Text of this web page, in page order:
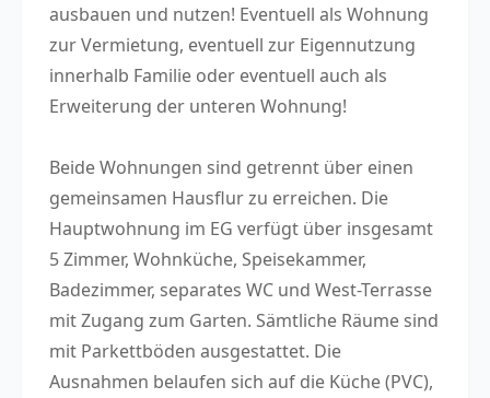
ausbauen und nutzen! Eventuell als Wohnung
zur Vermietung, eventuell zur Eigennutzung
innerhalb Familie oder eventuell auch als
Erweiterung der unteren Wohnung!
Beide Wohnungen sind getrennt über einen
gemeinsamen Hausflur zu erreichen. Die
Hauptwohnung im EG verfügt über insgesamt
5 Zimmer, Wohnküche, Speisekammer,
Badezimmer, separates WC und West-Terrasse
mit Zugang zum Garten. Sämtliche Räume sind
mit Parkettböden ausgestattet. Die
Ausnahmen belaufen sich auf die Küche (PVC),